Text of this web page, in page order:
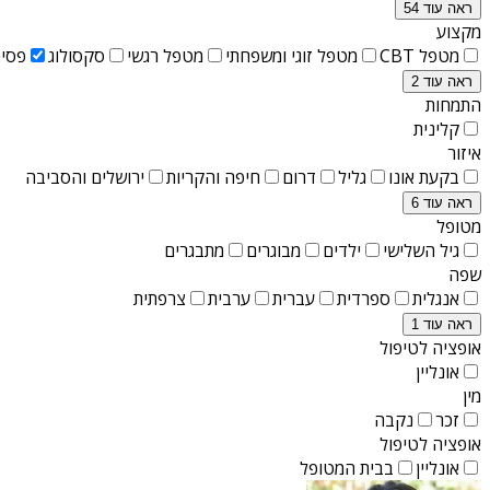
ראה עוד 54
מקצוע
מטפל CBT
מטפל זוגי ומשפחתי מטפל רגשי סקסולוג
ראה עוד 2
התמחות
קלינית
איזור
בקעת אונו
גליל דרום חיפה והקריות ירושלים והסביבה
ראה עוד 6
מטופל
גיל השלישי
ילדים מבוגרים
מתבגרים
שפה
אנגלית
ספרדית עברית ערבית צרפתית
ראה עוד 1
אופציה לטיפול
אונליין
מין
זכר
נקבה
אופציה לטיפול
אונליין
בבית המטופל